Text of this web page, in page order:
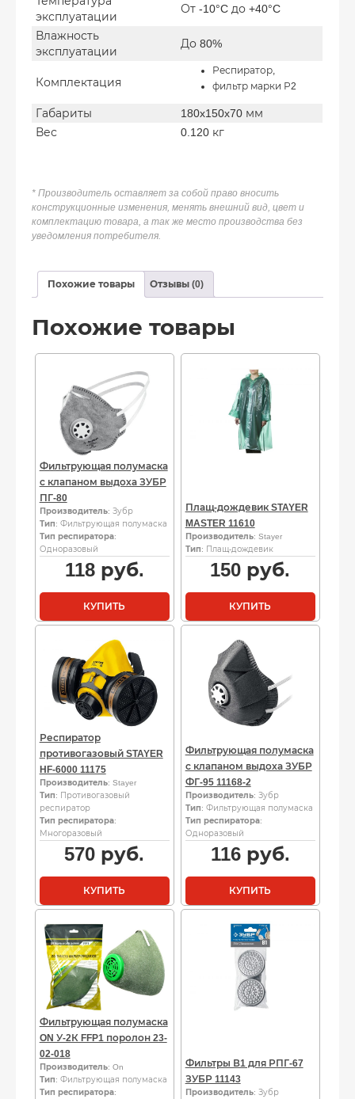
эксплуатации
От -10°C до +40°C
Влажность
эксплуатации
До 80%
Комплектация
Респиратор,
фильтр марки Р2
Габариты
180x150x70 мм
Вес
0.120 кг
* Производитель оставляет за собой право вносить
конструкционные изменения, менять внешний вид, цвет и
комплектацию товара, а так же место производства без
уведомления потребителя.
Похожие товары Отзывы (0)
Похожие товары
Фильтрующая полумаска
с клапаном выдоха ЗУБР
ПГ-80
Производитель: Зубр
Тип: Фильтрующая полумаска
Тип респиратора:
Одноразовый
118руб.
КУПИТЬ
Плащ-дождевик STAYER
MASTER 11610
Производитель: Stayer
Тип: Плащ-дождевик
150 руб.
КУПИТЬ
Респиратор
противогазовый STAYER
HF-6000 11175
Производитель: Stayer
Тип: Противогазовый
респиратор
Тип респиратора:
Многоразовый
570 руб.
КУПИТЬ
Фильтрующая полумаска
с клапаном выдоха ЗУБР
ФГ-95 11168-2
Производитель: Зубр
Тип: Фильтрующая полумаска
Тип респиратора:
Одноразовый
116руб.
КУПИТЬ
Фильтрующая полумаска
ON У-2К FFP1 поролон 23-
02-018
Производитель: On
Тип: Фильтрующая полумаска
Тип респиратора:
Фильтры В1 для РПГ-67
ЗУБР 11143
Производитель: Зубр